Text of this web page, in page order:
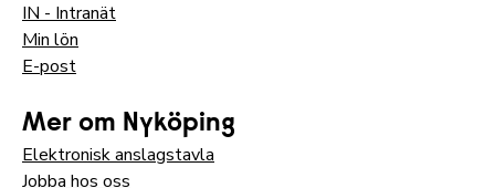
IN - Intranät
Min lön
E-post
Mer om Nyköping
Elektronisk anslagstavla
Jobba hos oss